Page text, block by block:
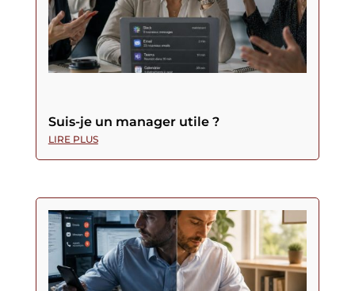
Suis-je un manager utile ?
LIRE PLUS